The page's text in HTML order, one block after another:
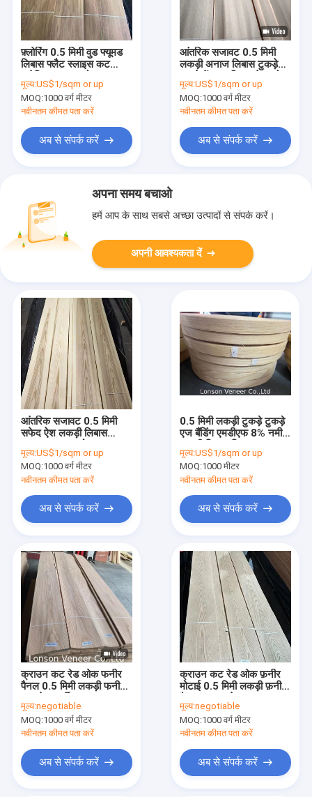
फ़्लोरिंग 0.5 मिमी वुड फ्यूमड
लिबास फ्लैट स्लाइस कट
मूल्य:US$1/sqm or up
MOQ:1000 वर्ग मीटर
नवीनतम कीमत पता करें
अब से संपर्क करें
आंतरिक सजावट 0.5 मिमी
लकड़ी अनाज लिबास टुकड़े
मूल्य:US$1/sqm or up
MOQ:1000 वर्ग मीटर
नवीनतम कीमत पता करें
अब से संपर्क करें
अपना समय बचाओ
हमें आप के साथ सबसे अच्छा उत्पादों से संपर्क करें।
अपनी आवश्यकता दें
आंतरिक सजावट 0.5 मिमी
सफेद ऐश लकड़ी लिबास
मूल्य:US$1/sqm or up
MOQ:1000 वर्ग मीटर
नवीनतम कीमत पता करें
अब से संपर्क करें
0.5 मिमी लकड़ी टुकड़े टुकड़े
एज बैंडिंग एमडीएफ 8% नमी
मूल्य:US$1/sqm or up
MOQ:1000 मीटर
नवीनतम कीमत पता करें
अब से संपर्क करें
क्राउन कट रेड ओक फनीर
पैनल 0.5 मिमी लकड़ी फनीर
मूल्य:negotiable
MOQ:1000 वर्ग मीटर
नवीनतम कीमत पता करें
अब से संपर्क करें
क्राउन कट रेड ओक फ़नीर
मोटाई 0.5 मिमी लकड़ी फ़नीर
मूल्य:negotiable
MOQ:1000 वर्ग मीटर
नवीनतम कीमत पता करें
अब से संपर्क करें